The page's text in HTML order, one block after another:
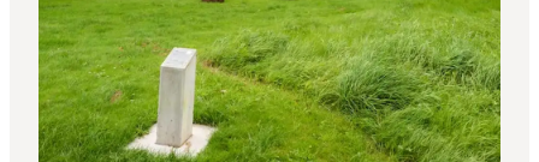
Se og oplev
Find vej
Sov godt
Book overnatning